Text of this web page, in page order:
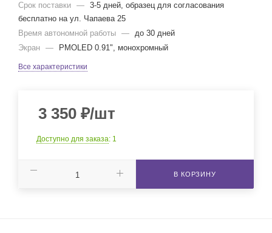
Срок поставки — 3-5 дней, образец для согласования
бесплатно на ул. Чапаева 25
Время автономной работы — до 30 дней
Экран — PMOLED 0.91", монохромный
Все характеристики
3 350 ₽/шт
Доступно для заказа: 1
В КОРЗИНУ